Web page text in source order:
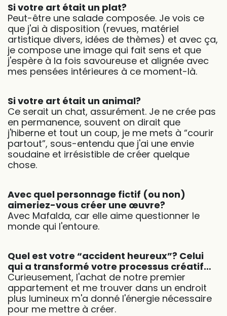
Si votre art était un plat?
Peut-être une salade composée. Je vois ce
que j'ai à disposition (revues, matériel
artistique divers, idées de thèmes) et avec ça,
je compose une image qui fait sens et que
j'espère à la fois savoureuse et alignée avec
mes pensées intérieures à ce moment-là.
Si votre art était un animal?
Ce serait un chat, assurément. Je ne crée pas
en permanence, souvent on dirait que
j'hiberne et tout un coup, je me mets à “courir
partout”, sous-entendu que j'ai une envie
soudaine et irrésistible de créer quelque
chose.
Avec quel personnage fictif (ou non)
aimeriez-vous créer une œuvre?
Avec Mafalda, car elle aime questionner le
monde qui l'entoure.
Quel est votre “accident heureux”? Celui
qui a transformé votre processus créatif…
Curieusement, l'achat de notre premier
appartement et me trouver dans un endroit
plus lumineux m'a donné l'énergie nécessaire
pour me mettre à créer.